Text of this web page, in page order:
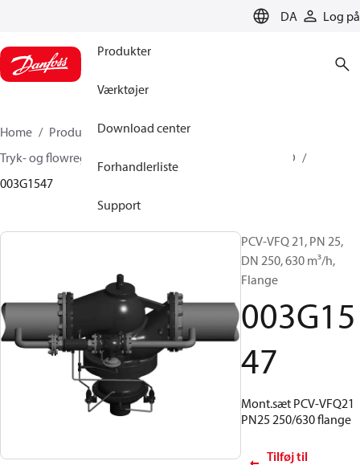
DA Log på
Produkter
Værktøjer
Download center
Forhandlerliste
Support
Home Produkter
Climate Solutions for heating
Tryk- og flowregulatorer
PCVD
003G1547
PCV-VFQ 21, PN 25,
DN 250, 630 m³/h,
Flange
003G15
47
Mont.sæt PCV-VFQ21
PN25 250/630 flange
Tilføj til